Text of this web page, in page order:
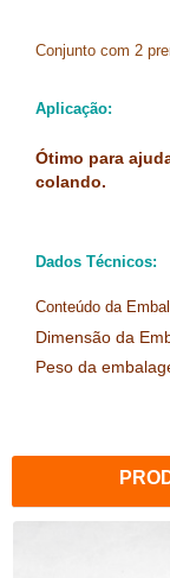
Conjunto com 2
Aplicação:
Ótimo para
colando.
Dados Técnicos:
Conteúdo da
Dimensão da
Peso da